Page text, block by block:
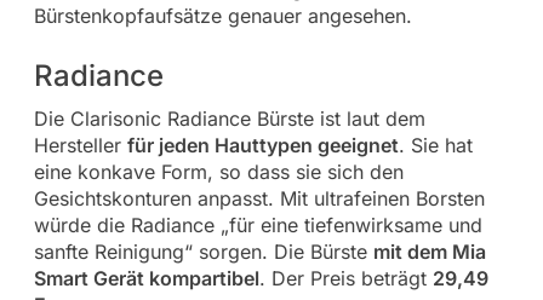
Bürstenkopfaufsätze genauer angesehen.
Radiance
Die Clarisonic Radiance Bürste ist laut dem
Hersteller für jeden Hauttypen geeignet. Sie hat
eine konkave Form, so dass sie sich den
Gesichtskonturen anpasst. Mit ultrafeinen Borsten
würde die Radiance „für eine tiefenwirksame und
sanfte Reinigung“ sorgen. Die Bürste mit dem Mia
Smart Gerät kompartibel. Der Preis beträgt 29,49